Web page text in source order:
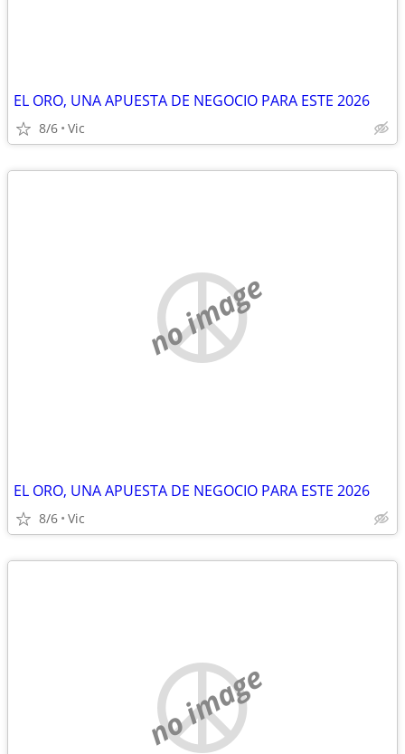
EL ORO, UNA APUESTA DE NEGOCIO PARA ESTE 2026
8/6 Vic
no image
EL ORO, UNA APUESTA DE NEGOCIO PARA ESTE 2026
8/6 Vic
no image